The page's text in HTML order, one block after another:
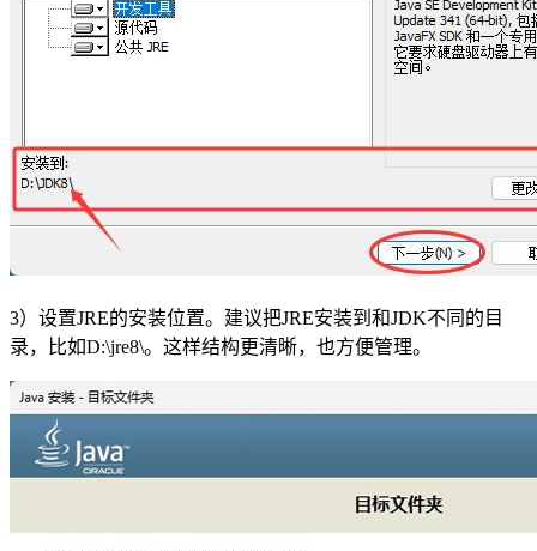
3）设置JRE的安装位置。建议把JRE安装到和JDK不同的目
录，比如D:\jre8\。这样结构更清晰，也方便管理。